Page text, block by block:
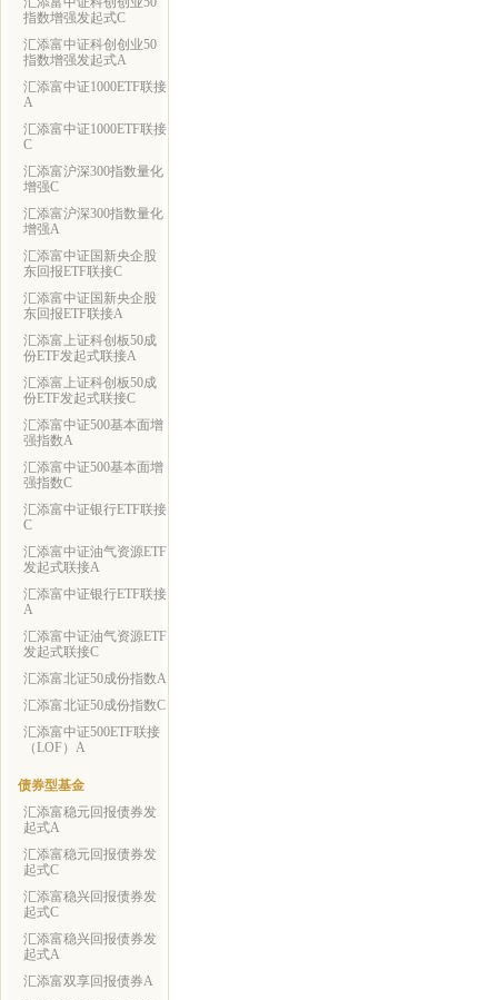
指数增强发起式C
汇添富中证科创创业50
指数增强发起式A
汇添富中证1000ETF联接
A
汇添富中证1000ETF联接
C
汇添富沪深300指数量化
增强C
汇添富沪深300指数量化
增强A
汇添富中证国新央企股
东回报ETF联接C
汇添富中证国新央企股
东回报ETF联接A
汇添富上证科创板50成
份ETF发起式联接A
汇添富上证科创板50成
份ETF发起式联接C
汇添富中证500基本面增
强指数A
汇添富中证500基本面增
强指数C
汇添富中证银行ETF联接
C
汇添富中证油气资源ETF
发起式联接A
汇添富中证银行ETF联接
A
汇添富中证油气资源ETF
发起式联接C
汇添富北证50成份指数A
汇添富北证50成份指数C
汇添富中证500ETF联接
（LOF）A
债券型基金
汇添富稳元回报债券发
起式A
汇添富稳元回报债券发
起式C
汇添富稳兴回报债券发
起式C
汇添富稳兴回报债券发
起式A
汇添富双享回报债券A